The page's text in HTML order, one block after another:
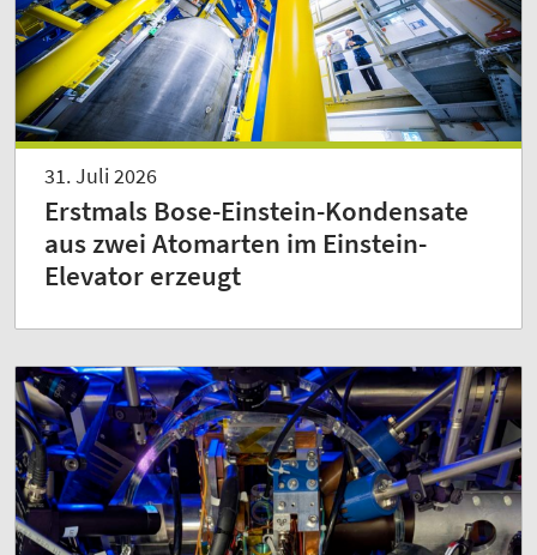
31. Juli 2026
Erstmals Bose-Einstein-Kondensate
aus zwei Atomarten im Einstein-
Elevator erzeugt